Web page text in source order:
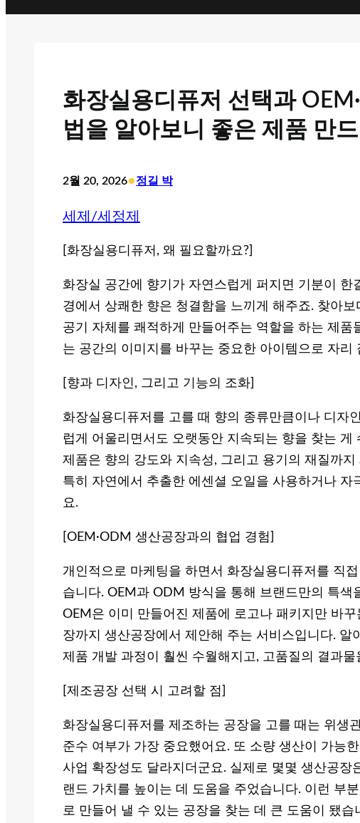
화장실용디퓨저 선택과
법을 알아보니 좋은 제품 만
2월 20, 2026•정길 박
세제/세정제
[화장실용디퓨저, 왜 필요할까요?]
화장실 공간에 향기가 자연스럽게 퍼지면 기분이
경에서 상쾌한 향은 청결함을 느끼게 해주죠. 찾아
공기 자체를 쾌적하게 만들어주는 역할을 하는 제품
는 공간의 이미지를 바꾸는 중요한 아이템으로 자리
[향과 디자인, 그리고 기능의 조화]
화장실용디퓨저를 고를 때 향의 종류만큼이나 디자
럽게 어울리면서도 오랫동안 지속되는 향을 찾는 게
제품은 향의 강도와 지속성, 그리고 용기의 재질까
특히 자연에서 추출한 에센셜 오일을 사용하거나
요.
[OEM·ODM 생산공장과의 협업 경험]
개인적으로 마케팅을 하면서 화장실용디퓨저를 직
습니다. OEM과 ODM 방식을 통해 브랜드만의 특색
OEM은 이미 만들어진 제품에 로고나 패키지만 바
장까지 생산공장에서 제안해 주는 서비스입니다. 알
제품 개발 과정이 훨씬 수월해지고, 고품질의 결과
[제조공장 선택 시 고려할 점]
화장실용디퓨저를 제조하는 공장을 고를 때는 위생
준수 여부가 가장 중요했어요. 또 소량 생산이 가능
사업 확장성도 달라지더군요. 실제로 몇몇 생산공장
랜드 가치를 높이는 데 도움을 주었습니다. 이런 부
로 만들어 낼 수 있는 공장을 찾는 데 큰 도움이 됐습